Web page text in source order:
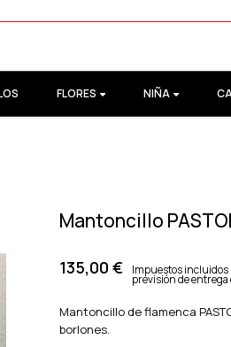
FLORES NIÑA
Mantoncillo
135,00 € Impuestos incluidos
previsión de
Mantoncillo de flamenca
borlones.